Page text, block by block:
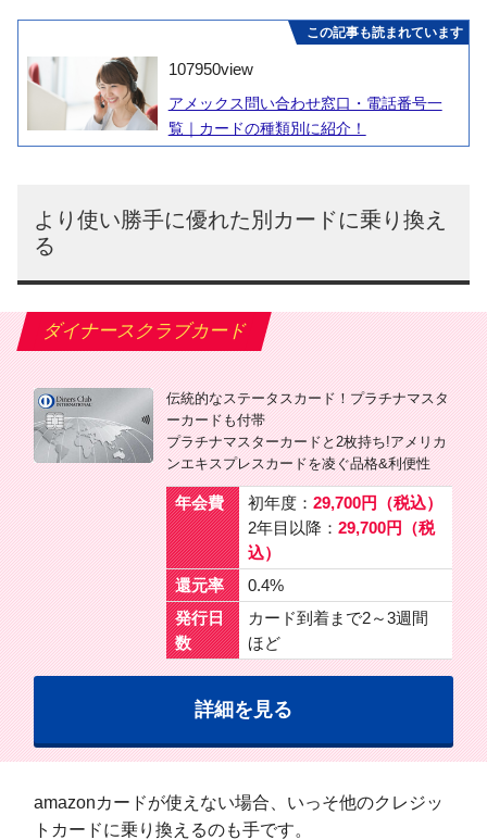
この記事も読まれています
107950view
アメックス問い合わせ窓口・電話番号一
覧｜カードの種類別に紹介！
より使い勝手に優れた別カードに乗り換え
る
ダイナースクラブカード
伝統的なステータスカード！プラチナマスタ
ーカードも付帯
プラチナマスターカードと2枚持ち!アメリカ
ンエキスプレスカードを凌ぐ品格&利便性
年会費 初年度： 29,700円（税込）
2年目以降： 29,700円（税
込）
還元率
0.4%
発行日
数
カード到着まで2～3週間
ほど
詳細を見る
amazonカードが使えない場合、いっそ他のクレジッ
トカードに乗り換えるのも手です。